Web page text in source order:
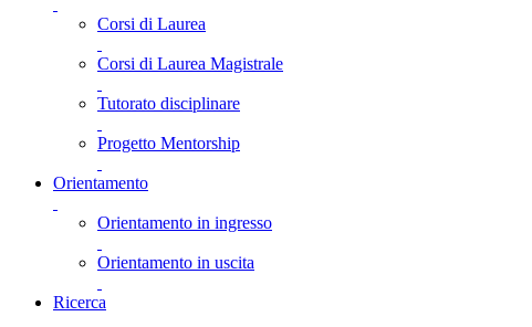
Corsi di Laurea
Corsi di Laurea Magistrale
Tutorato disciplinare
Progetto Mentorship
Orientamento
Orientamento in ingresso
Orientamento in uscita
Ricerca